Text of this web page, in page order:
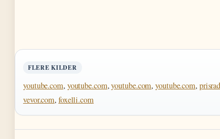
FLERE KILDER
youtube.com, youtube.com,youtube.com,youtube.com,
vevor.com, foxelli.com